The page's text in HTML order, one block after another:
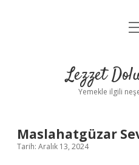
Yasal
Lezzet
Yemekle ilgili
Maslahatgüzar
Tarih: Aralık 13, 2024